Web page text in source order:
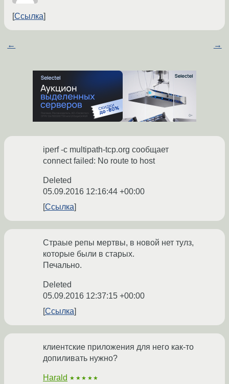
Ссылка
← →
iperf -c multipath-tcp.org сообщает
connect failed: No route to host
Deleted
05.09.2016 12:16:44 +00:00
Ссылка
Страые репы мертвы, в новой нет тулз,
которые были в старых.
Печально.
Deleted
05.09.2016 12:37:15 +00:00
Ссылка
клиентские приложения для него как-то
допиливать нужно?
Harald ★★★★★